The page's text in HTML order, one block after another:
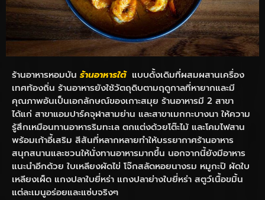
ร้านอาหารหอมบัน ร้านอาหารใต้ แบบดั้งเดิมที่ผสมผสานเครื่อง
เทศท้องถิ่น ร้านอาหารยังใช้วัตถุดิบตามฤดูกาลที่หายากและมี
คุณภาพอันเป็นเอกลักษณ์ของเกาะสมุย ร้านอาหารมี 2 สาขา
ได้แก่ สาขาแอมปาร์คจุฬาสามย่าน และสาขาเมกกะบางนา ให้ความ
รู้สึกเหมือนทานอาหารริมทะเล ตกแต่งด้วยโต๊ะไม้ และโคมไฟสาน
พร้อมเก้าอี้เสริม สีสันที่หลากหลายทำให้บรรยากาศร้านอาหาร
สนุกสนานและชวนให้นั่งทานอาหารมากขึ้น นอกจากนี้ยังมีอาหาร
แนะนำอีกด้วย ใบเหลียงผัดไข่ โจ๊กสลัดหอยนางรม หมูกะปิ ผัดใบ
เหลียงเผ็ด แกงปลาใบยี่หร่า แกงปลาย่างใบยี่หร่า สตูว์เนื้อขมิ้น
แต่ละเมนูอร่อยและแซ่บจริงๆ